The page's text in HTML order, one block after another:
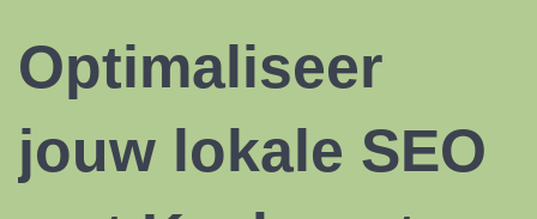
Optimaliseer
jouw lokale SEO